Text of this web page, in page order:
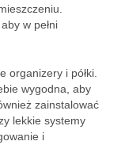
w pełni
organizery i półki.
wygodna, aby
zainstalować
lekkie systemy
i